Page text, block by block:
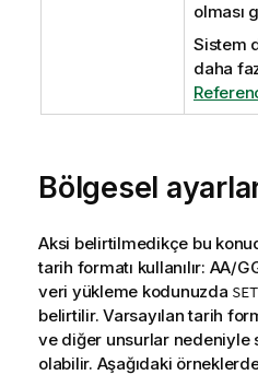
olması
Sistem
daha
Bölgesel
Aksi belirtilmedikçe bu
tarih formatı kullanılır: AA/
veri yükleme kodunuzda
belirtilir. Varsayılan tarih
ve diğer unsurlar nedeniyle
olabilir. Aşağıdaki